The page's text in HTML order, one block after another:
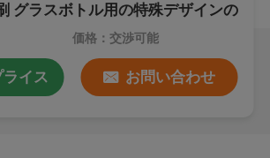
グラスボトル用の特殊デザインの
価格：交渉可能
イス お問い合わせ